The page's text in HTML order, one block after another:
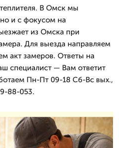
В Омск мы
и с фокусом на
из Омска при
Для выезда направляем
акт замеров. Ответы на
специалист — Вам ответит
Пн-Пт 09-18 Сб-Вс вых.,
88-053.